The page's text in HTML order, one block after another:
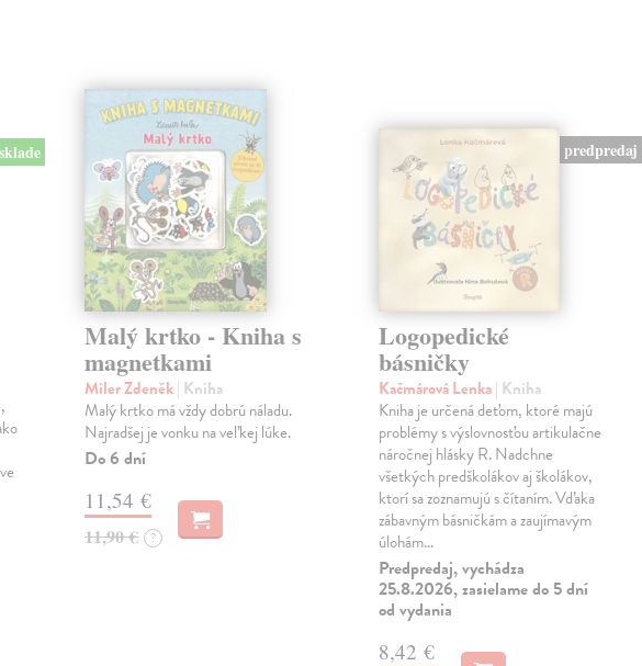
Malý krtko - Kniha s
magnetkami
Miler Zdeněk| Kniha
Malý krtko má vždy dobrú náladu.
Najradšej je vonku na veľkej lúke.
Do 6 dní
11,54 €
11,90 € ?
predpredaj
Logopedické
básničky
Kačmárová Lenka| Kniha
Kniha je určená deťom, ktoré majú
problémy s výslovnosťou artikulačne
náročnej hlásky R. Nadchne
všetkých predškolákov aj školákov,
ktorí sa zoznamujú s čítaním. Vďaka
zábavným básničkám a zaujímavým
úlohám…
Predpredaj, vychádza
25.8.2026, zasielame do 5 dní
od vydania
8,42 €